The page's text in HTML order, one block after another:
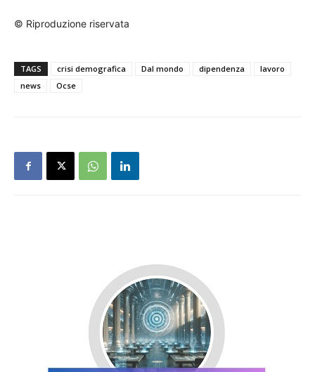
© Riproduzione riservata
TAGS crisi demografica Dal mondo dipendenza
lavoro
news
Ocse